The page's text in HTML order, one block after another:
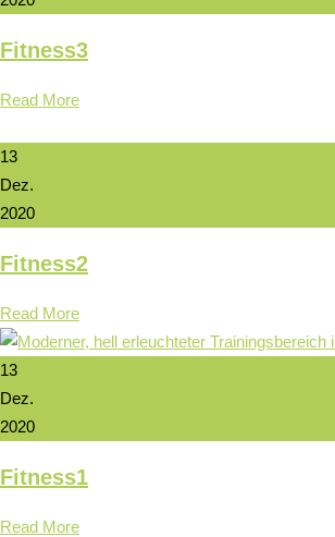
Fitness3
Read More
13
Dez.
2020
Fitness2
Read More
13
Dez.
2020
Fitness1
Read More